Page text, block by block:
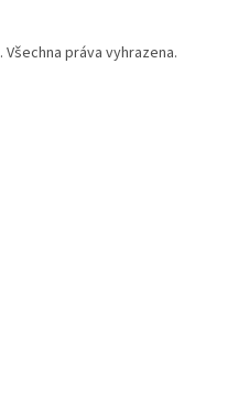
. Všechna práva vyhrazena.